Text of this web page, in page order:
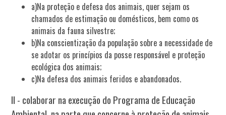
a)Na proteção e defesa dos animais, quer sejam os
chamados de estimação ou domésticos, bem como os
animais da fauna silvestre;
b)Na conscientização da população sobre a necessidade de
se adotar os princípios da posse responsável e proteção
ecológica dos animais;
c)Na defesa dos animais feridos e abandonados.
II - colaborar na execução do Programa de Educação